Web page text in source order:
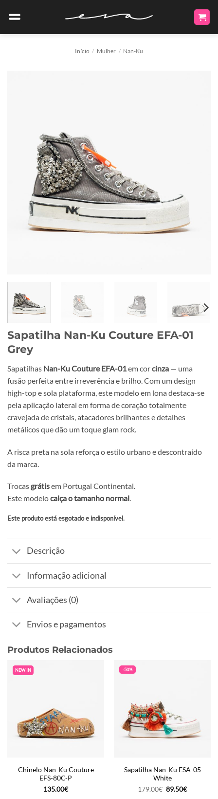
Início / Mulher / Nan-Ku
Sapatilha Nan-Ku Couture EFA-01
Grey
Sapatilhas Nan-Ku Couture EFA-01em corcinza — uma
fusão perfeita entre irreverência e brilho. Com um design
high-top e sola plataforma, este modelo em lona destaca-se
pela aplicação lateral em forma de coração totalmente
cravejada de cristais, atacadores brilhantes e detalhes
metálicos que dão um toque glam rock.
A risca preta na sola reforça o estilo urbano e descontraído
da marca.
Trocas grátisem Portugal Continental.
Este modelocalça o tamanho normal.
Este produto está esgotado e indisponível.
Alternative:
Descrição
Informação adicional
Avaliações (0)
Envios e pagamentos
Produtos Relacionados
NEW IN
Chinelo Nan-Ku Couture
EFS-80C-P
135.00€
-50%
Sapatilha Nan-Ku ESA-05
White
179.00€ O
89.50€O